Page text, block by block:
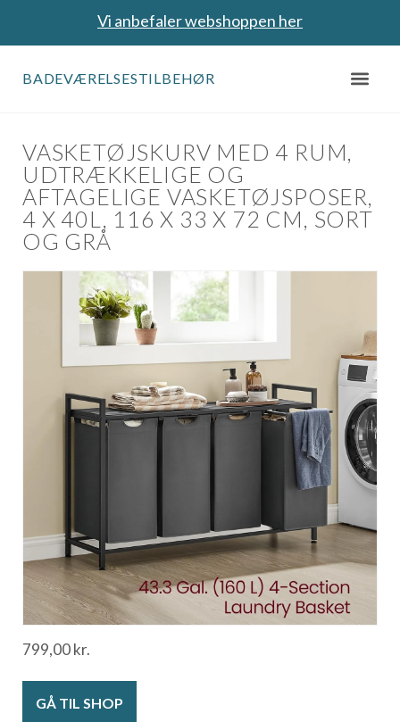
Vi anbefaler webshoppen her
BADEVÆRELSESTILBEHØR
VASKETØJSKURV MED 4 RUM,
UDTRÆKKELIGE OG
AFTAGELIGE VASKETØJSPOSER,
4 X 40L, 116 X 33 X 72 CM, SORT
OG GRÅ
799,00kr.
GÅ TIL SHOP